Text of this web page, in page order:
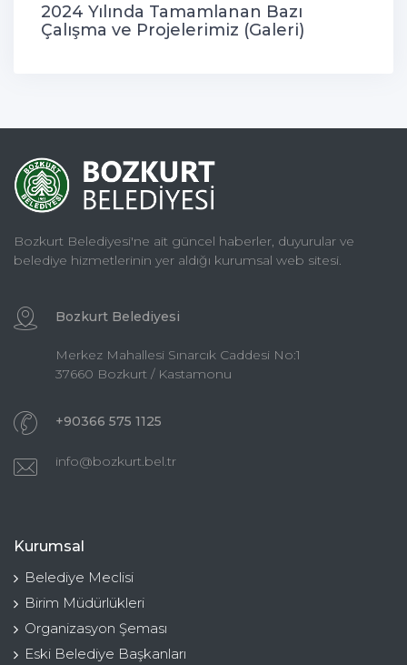
2024 Yılında Tamamlanan Bazı
Çalışma ve Projelerimiz (Galeri)
Bozkurt Belediyesi'ne ait güncel haberler, duyurular ve
belediye hizmetlerinin yer aldığı kurumsal web sitesi.
Bozkurt Belediyesi
Merkez Mahallesi Sınarcık Caddesi No:1
37660 Bozkurt / Kastamonu
+90366 575 1125
info@bozkurt.bel.tr
Kurumsal
Belediye Meclisi
Birim Müdürlükleri
Organizasyon Şeması
Eski Belediye Başkanları